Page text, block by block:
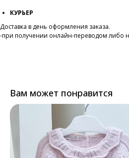
КУРЬЕР
Доставка в день оформления заказа.
-при получении онлайн-переводом либо
Вам может понравится